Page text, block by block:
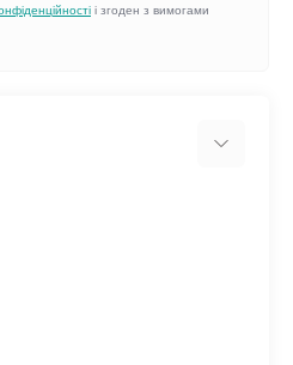
і згоден з вимогами